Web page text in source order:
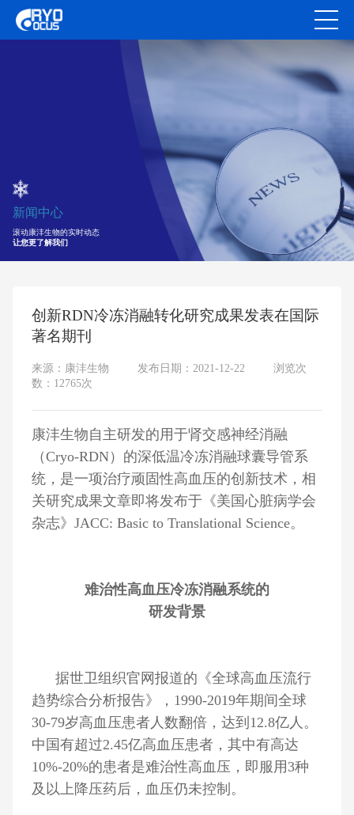
新闻中心
滚动康沣生物的实时动态
让您更了解我们
创新RDN冷冻消融转化研究成果发表在国际
著名期刊
来源：康沣生物 发布日期：2021-12-22
浏览次
数：12765次
康沣生物自主研发的用于肾交感神经消融
（Cryo-RDN）的深低温冷冻消融球囊导管系
统，是一项治疗顽固性高血压的创新技术，相
关研究成果文章即将发布于《美国心脏病学会
杂志》JACC: Basic to Translational Science。
难治性高血压冷冻消融系统的
研发背景
据世卫组织官网报道的《全球高血压流行
趋势综合分析报告》，1990-2019年期间全球
30-79岁高血压患者人数翻倍，达到12.8亿人。
中国有超过2.45亿高血压患者，其中有高达
10%-20%的患者是难治性高血压，即服用3种
及以上降压药后，血压仍未控制。